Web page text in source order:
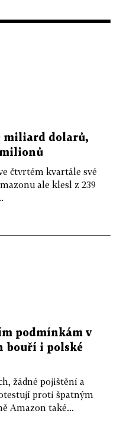
miliard dolarů,
milionů
čtvrtém kvartále své
ale klesl z 239
podmínkám v
bouří i polské
žádné pojištění a
proti špatným
Amazon také...